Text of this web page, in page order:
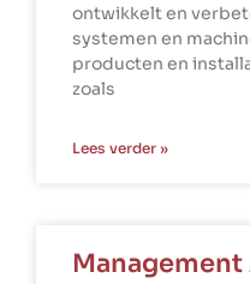
ontwikkelt en
systemen en
producten en
zoals
Lees verder »